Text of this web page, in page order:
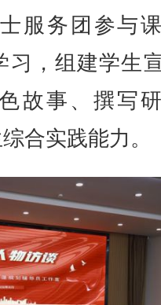
服务团参与
习，组建学生
故事、撰写
合实践能力。